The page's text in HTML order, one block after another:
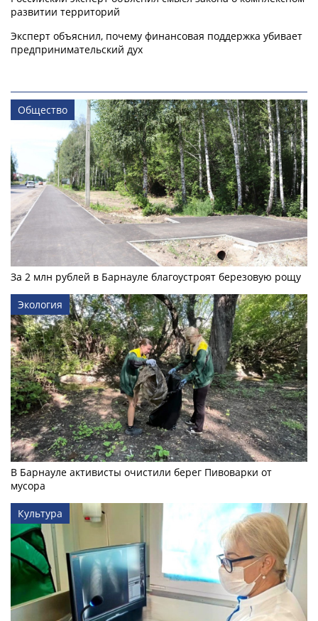
развитии территорий
Эксперт объяснил, почему финансовая поддержка убивает
предпринимательский дух
Общество
За 2 млн рублей в Барнауле благоустроят березовую рощу
Экология
В Барнауле активисты очистили берег Пивоварки от
мусора
Культура